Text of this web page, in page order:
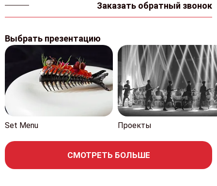
Заказать обратный звонок
Выбрать презентацию
Set Menu Проекты
СМОТРЕТЬ БОЛЬШЕ